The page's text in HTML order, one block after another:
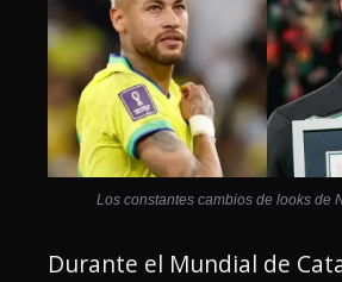
Los constantes cambios de looks de
Durante el Mundial de